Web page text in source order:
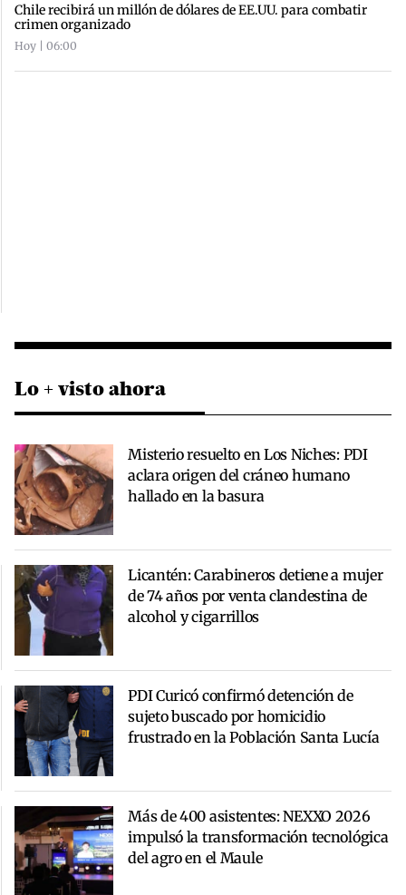
Chile recibirá un millón de dólares de EE.UU. para combatir
crimen organizado
Hoy | 06:00
Lo + visto ahora
Misterio resuelto en Los Niches: PDI
aclara origen del cráneo humano
hallado en la basura
Licantén: Carabineros detiene a mujer
de 74 años por venta clandestina de
alcohol y cigarrillos
PDI Curicó confirmó detención de
sujeto buscado por homicidio
frustrado en la Población Santa Lucía
Más de 400 asistentes: NEXXO 2026
impulsó la transformación tecnológica
del agro en el Maule